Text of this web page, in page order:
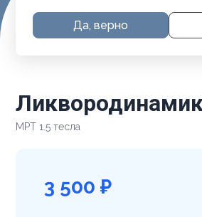
Да, верно
Услуги и цены МРТ
МРТ 1.5 тесла
3 500 ₽